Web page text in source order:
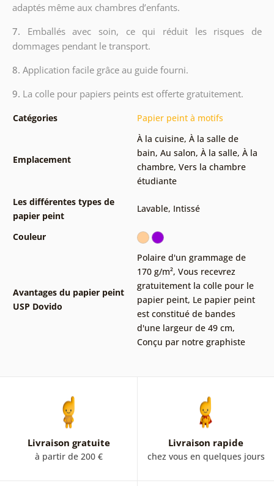
adaptés même aux chambres d’enfants.
7. Emballés avec soin, ce qui réduit les risques de
dommages pendant le transport.
8. Application facile grâce au guide fourni.
9. La colle pour papiers peints est offerte gratuitement.
Catégories Papier peint à motifs
Emplacement
À la cuisine, À la salle de
bain, Au salon, À la salle, À la
chambre, Vers la chambre
étudiante
Les différentes types de
papier peint
Lavable, Intissé
Couleur
Avantages du papier peint
USP Dovido
Polaire d'un grammage de
170 g/m², Vous recevrez
gratuitement la colle pour le
papier peint, Le papier peint
est constitué de bandes
d'une largeur de 49 cm,
Conçu par notre graphiste
Livraison gratuite
à partir de 200 €
Livraison rapide
chez vous en quelques jours